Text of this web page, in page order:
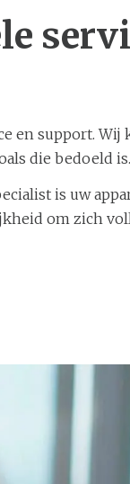
en support.
die bedoeld is.
is uw
om zich